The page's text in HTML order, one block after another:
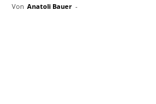
Von Anatoli Bauer -